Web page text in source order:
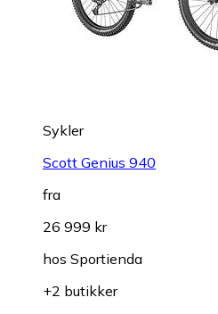
Sykler
Scott Genius 940
fra
26 999 kr
hos Sportienda
+2 butikker